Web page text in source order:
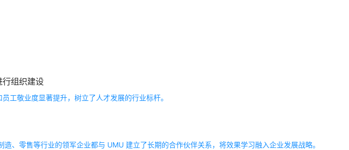
组织建设
工敬业度显著提升，树立了人才发展的行业标杆。
零售等行业的领军企业都与 UMU 建立了长期的合作伙伴关系，将效果学习融入企业发展战略。